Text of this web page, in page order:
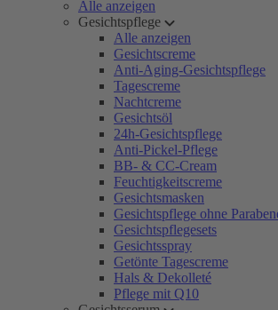
Alle anzeigen
Gesichtspflege
Alle anzeigen
Gesichtscreme
Anti-Aging-Gesichtspflege
Tagescreme
Nachtcreme
Gesichtsöl
24h-Gesichtspflege
Anti-Pickel-Pflege
BB- & CC-Cream
Feuchtigkeitscreme
Gesichtsmasken
Gesichtspflege ohne
Gesichtspflegesets
Gesichtsspray
Getönte Tagescreme
Hals & Dekolleté
Pflege mit Q10